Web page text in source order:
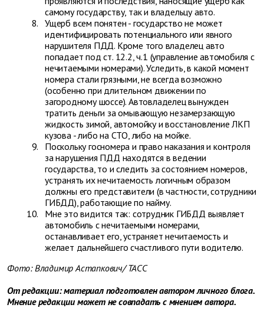
самому государству, так и владельцу авто.
Ущерб всем понятен - государство не может
идентифицировать потенциального или явного
нарушителя ПДД. Кроме того владелец авто
попадает под ст. 12.2, ч.1 (управление автомобиля с
нечитаемыми номерами). Уследить, в какой момент
номера стали грязными, не всегда возможно
(особенно при длительном движении по
загородному шоссе). Автовладелец вынужден
тратить деньги за омывающую незамерзающую
жидкость зимой, автомойку и восстановление ЛКП
кузова - либо на СТО, либо на мойке.
Поскольку госномера и право наказания и контроля
за нарушения ПДД находятся в ведении
государства, то и следить за состоянием номеров,
устранять их нечитаемость логичным образом
должны его представители (в частности, сотрудники
ГИБДД), работающие по найму.
Мне это видится так: сотрудник ГИБДД выявляет
автомобиль с нечитаемыми номерами,
останавливает его, устраняет нечитаемость и
желает дальнейшего счастливого пути водителю.
Фото: Владимир Астапкович/ ТАСС
От редакции: материал подготовлен автором личного блога.
Мнение редакции может не совпадать с мнением автора.